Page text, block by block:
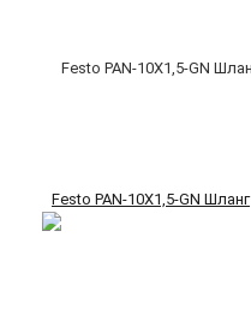
Festo PAN-10X1,5-GN Шланг